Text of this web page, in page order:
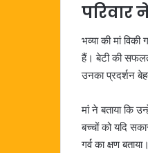
परिवार
भव्या की मां
हैं। बेटी की
उनका प्रदर्शन
मां ने बताया कि
बच्चों को यदि
गर्व का क्षण बताया।